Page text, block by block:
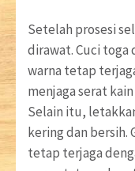
Setelah prosesi
dirawat. Cuci
warna tetap
menjaga serat
Selain itu,
kering dan bersih.
tetap terjaga